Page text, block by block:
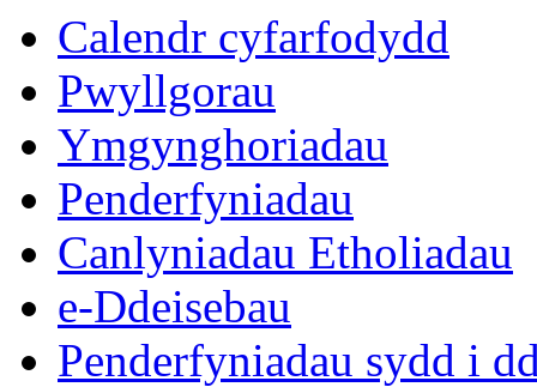
Calendr cyfarfodydd
Pwyllgorau
Ymgynghoriadau
Penderfyniadau
Canlyniadau Etholiadau
e-Ddeisebau
Penderfyniadau sydd i
16:00
16:00
11:30
16:00